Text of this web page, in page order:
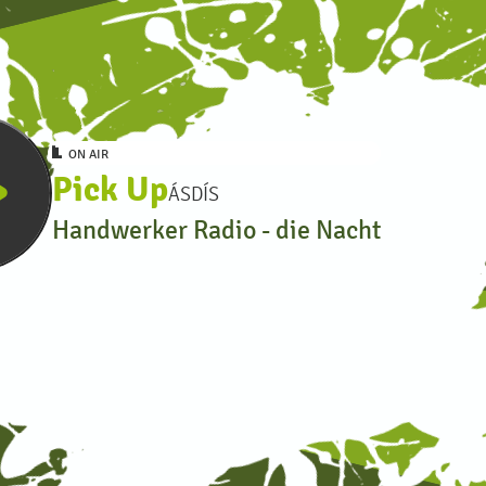
ON AIR
Pick UpÁSDÍS
Handwerker Radio - die Nacht